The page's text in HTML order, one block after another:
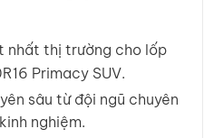
nhất thị trường cho lốp
Primacy SUV.
sâu từ đội ngũ chuyên
nghiệm.